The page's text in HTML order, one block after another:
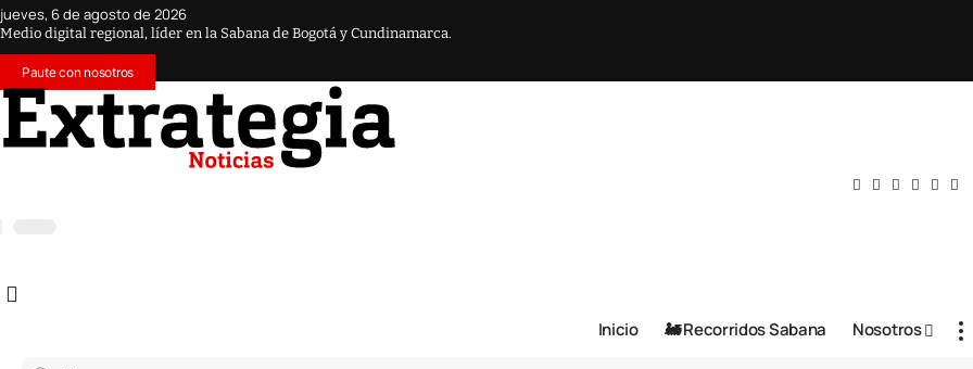
jueves, 6 de agosto de 2026
Medio digital regional, líder en la Sabana de Bogotá y Cundinamarca.
Paute con nosotros
Inicio 🚂 Recorridos Sabana Nosotros